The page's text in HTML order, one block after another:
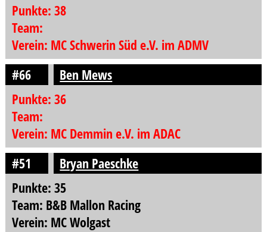
Punkte: 38
Team:
Verein: MC Schwerin Süd e.V. im ADMV
#66
Ben Mews
Punkte: 36
Team:
Verein: MC Demmin e.V. im ADAC
#51
Bryan Paeschke
Punkte: 35
Team: B&B Mallon Racing
Verein: MC Wolgast